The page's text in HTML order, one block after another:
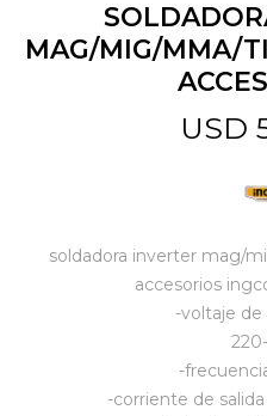
MAG/MIG/MMA/
USD
soldadora inverter mag/
accesorios
-voltaje de
-
-corriente de
Mascotas
Juguetes y artículos
Gastronomía